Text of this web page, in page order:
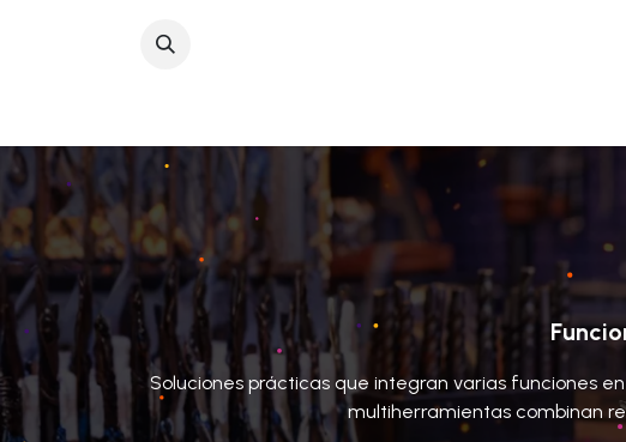
Soluciones prácticas que integran varias funciones
multiherramientas combinan